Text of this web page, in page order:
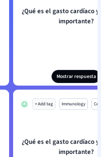
¿Qué es el gasto cardíaco
importante?
Mostrar respuesta
+ Add tag Immunology
¿Qué es el gasto cardíaco
importante?